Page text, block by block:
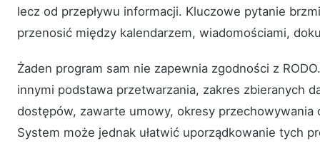
lecz od przepływu informacji. Kluczowe pytanie
przenosić między kalendarzem, wiadomościami,
Żaden program sam nie zapewnia zgodności z
innymi podstawa przetwarzania, zakres zbieranych
dostępów, zawarte umowy, okresy przechowywania
System może jednak ułatwić uporządkowanie tych